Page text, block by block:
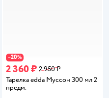
−20%
2 360 ₽ 2 950 ₽
Тарелка edda Муссон 300 мл 2
предм.